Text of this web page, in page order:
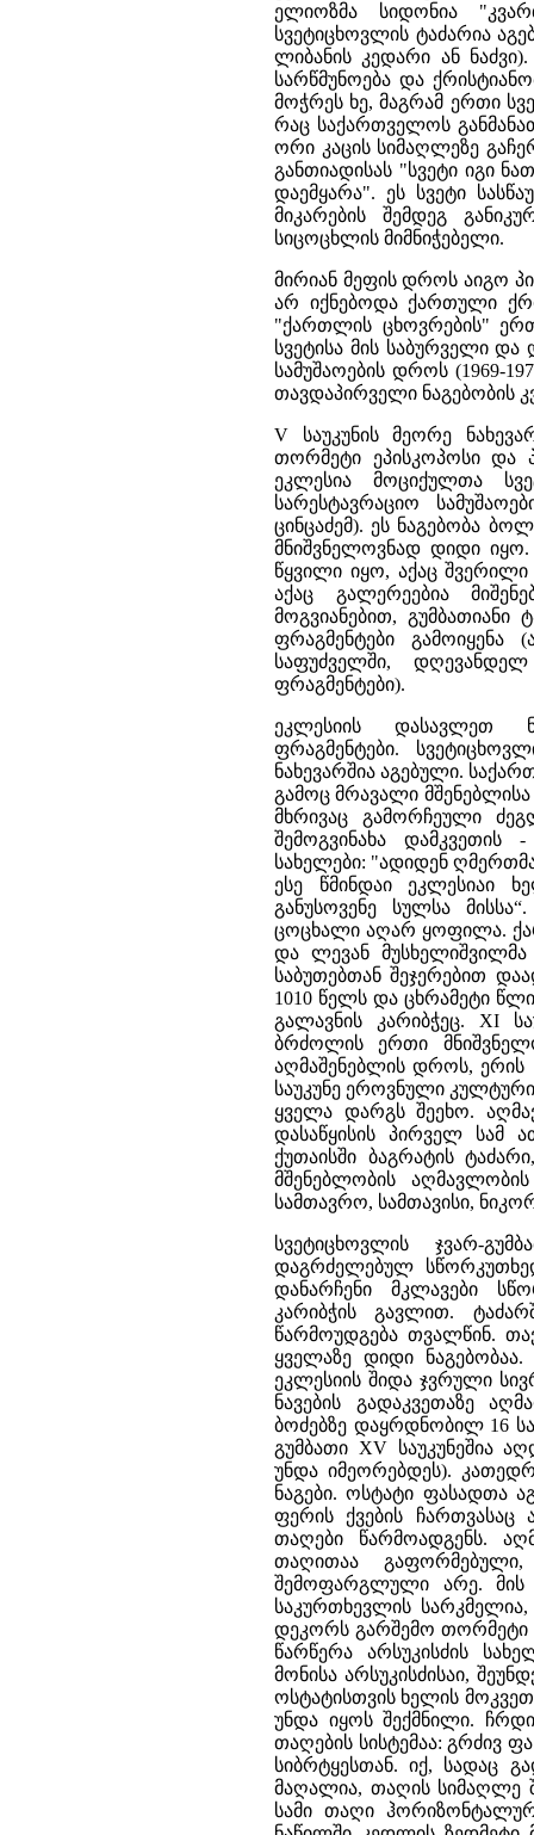
ელიოზმა სიდონია
სვეტიცხოვლის ტაძარია
ლიბანის კედარი ან
სარწმუნოება და
მოჭრეს ხე, მაგრამ ერთი
რაც საქართველოს
ორი კაცის სიმაღლეზე
განთიადისას "სვეტი იგი
დაემყარა". ეს სვეტი
მიკარების შემდეგ
სიცოცხლის მიმნიჭებელი.
მირიან მეფის დროს აიგო
არ იქნებოდა ქართული
"ქართლის ცხოვრების"
სვეტისა მის საბურველი
სამუშაოების დროს (1969-
თავდაპირველი ნაგებობის
V საუკუნის მეორე
თორმეტი ეპისკოპოსი და
ეკლესია მოციქულთა
სარესტავრაციო
ცინცაძემ). ეს ნაგებობა
მნიშვნელოვნად დიდი იყო.
წყვილი იყო, აქაც
აქაც გალერეებია
მოგვიანებით, გუმბათიანი
ფრაგმენტები გამოიყენა
საფუძველში,
ფრაგმენტები).
ეკლესიის დასავლეთ
ფრაგმენტები.
ნახევარშია აგებული.
გამოც მრავალი
მხრივაც გამორჩეული
შემოგვინახა
სახელები: "ადიდენ
ესე წმინდაი ეკლესიაი
განუსოვენე სულსა
ცოცხალი აღარ ყოფილა.
და ლევან
საბუთებთან შეჯერებით
1010 წელს და ცხრამეტი
გალავნის კარიბჭეც. XI
ბრძოლის ერთი
აღმაშენებლის დროს, ერის
საუკუნე ეროვნული
ყველა დარგს შეეხო.
დასაწყისის პირველ სამ
ქუთაისში ბაგრატის
მშენებლობის
სამთავრო, სამთავისი,
სვეტიცხოვლის ჯვარ-
დაგრძელებულ
დანარჩენი მკლავები
კარიბჭის გავლით.
წარმოუდგება თვალწინ.
ყველაზე დიდი
ეკლესიის შიდა ჯვრული
ნავების გადაკვეთაზე
ბოძებზე დაყრდნობილ 16
გუმბათი XV საუკუნეშია
უნდა იმეორებდეს).
ნაგები. ოსტატი ფასადთა
ფერის ქვების
თაღები წარმოადგენს.
თაღითაა
შემოფარგლული არე. მის
საკურთხევლის
დეკორს გარშემო თორმეტი
წარწერა არსუკისძის
მონისა არსუკისძისაი,
ოსტატისთვის ხელის
უნდა იყოს შექმნილი.
თაღების სისტემაა: გრძივ
სიბრტყესთან. იქ, სადაც
მაღალია, თაღის სიმაღლე
სამი თაღი